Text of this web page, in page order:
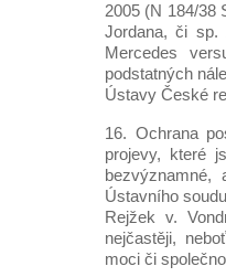
2005 (N 184/38
Jordana, či
Mercedes
podstatných
Ústavy České
16. Ochrana
projevy, které
Ústavního
Rejžek v.
nejčastěji,
moci či